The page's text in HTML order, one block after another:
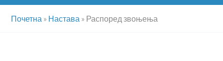
Почетна » Настава » Распоред звоњења